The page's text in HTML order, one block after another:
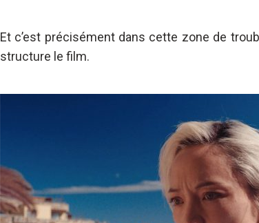
Et c’est précisément dans cette zone de
structure le film.